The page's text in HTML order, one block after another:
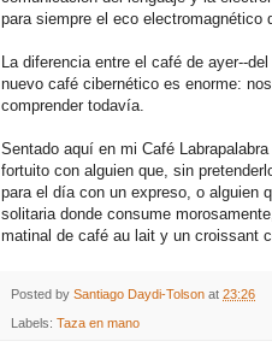
para siempre el eco electromagnético
La diferencia entre el café de ayer--
nuevo café cibernético es enorme:
comprender todavía.
Sentado aquí en mi Café
fortuito con alguien que, sin
para el día con un expreso, o alguien
solitaria donde consume
matinal de café au lait y un croissant
Posted by Santiago Daydi-Tolson at 23:26
Labels: Taza en mano